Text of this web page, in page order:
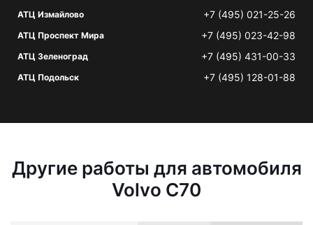
АТЦ Измайлово +7 (495) 021-25-26
АТЦ Проспект Мира +7 (495) 023-42-98
АТЦ Зеленоград +7 (495) 431-00-33
АТЦ Подольск +7 (495) 128-01-88
Другие работы для автомобиля
Volvo C70